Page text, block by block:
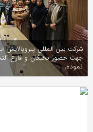
شرکت بین المللی پتروپالایش
جهت حضور نخبگان و فارغ
نموده.